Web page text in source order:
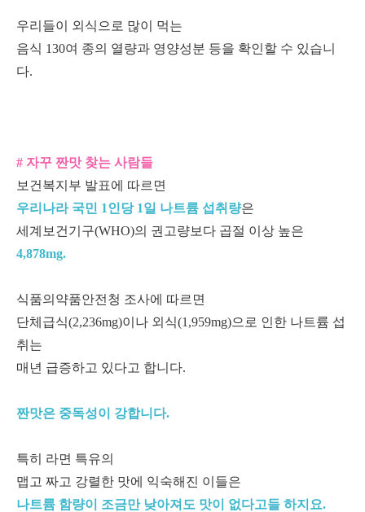
우리들이 외식으로 많이 먹는
음식 130여 종의 열량과 영양성분 등을 확인할 수 있습니
다.
# 자꾸 짠맛 찾는 사람들
보건복지부 발표에 따르면
우리나라 국민 1인당 1일 나트륨 섭취량은
세계보건기구(WHO)의 권고량보다 곱절 이상 높은
4,878mg.
식품의약품안전청 조사에 따르면
단체급식(2,236mg)이나 외식(1,959mg)으로 인한 나트륨 섭
취는
매년 급증하고 있다고 합니다.
짠맛은 중독성이 강합니다.
특히 라면 특유의
맵고 짜고 강렬한 맛에 익숙해진 이들은
나트륨 함량이 조금만 낮아져도 맛이 없다고들 하지요.